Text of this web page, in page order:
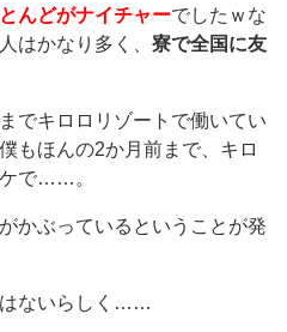
んどがナイチャーでしたｗな
はかなり多く、 寮で全国に友
でキロロリゾートで働いてい
もほんの2か月前まで、キロ
で……。
かぶっているということが発
はないらしく……